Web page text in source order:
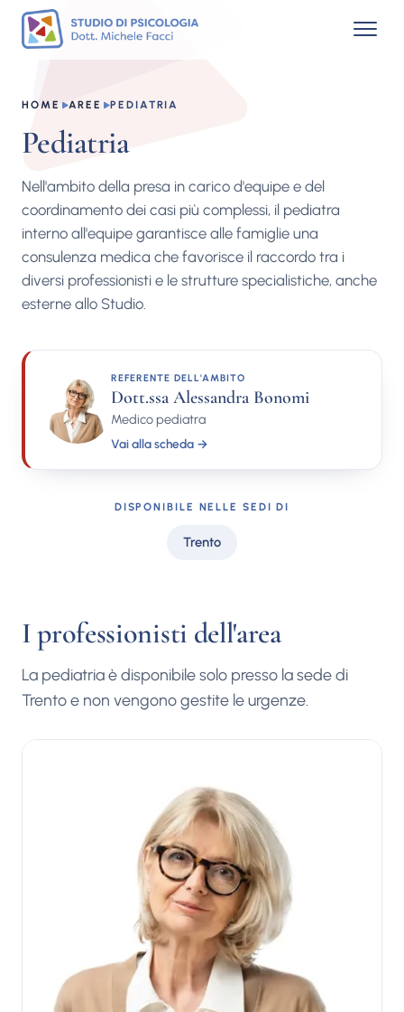
HOME AREE PEDIATRIA
Pediatria
Nell'ambito della presa in carico d'equipe e del
coordinamento dei casi più complessi, il pediatra
interno all'equipe garantisce alle famiglie una
consulenza medica che favorisce il raccordo tra i
diversi professionisti e le strutture specialistiche, anche
esterne allo Studio.
REFERENTE DELL'AMBITO
Dott.ssa Alessandra Bonomi
Medico pediatra
Vai alla scheda →
DISPONIBILE NELLE SEDI DI
Trento
I professionisti dell'area
La pediatria è disponibile solo presso la sede di
Trento e non vengono gestite le urgenze.